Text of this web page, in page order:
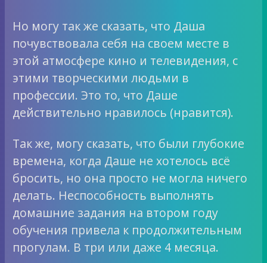
Но могу так же сказать, что Даша
почувствовала себя на своем месте в
этой атмосфере кино и телевидения, с
этими творческими людьми в
профессии. Это то, что Даше
действительно нравилось (нравится).
Так же, могу сказать, что были глубокие
времена, когда Даше не хотелось всё
бросить, но она просто не могла ничего
делать. Неспособность выполнять
домашние задания на втором году
обучения привела к продолжительным
прогулам. В три или даже 4 месяца.